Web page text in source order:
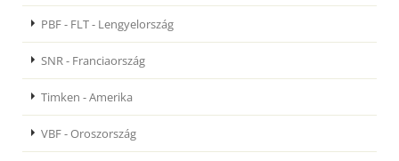
PBF - FLT - Lengyelország
SNR - Franciaország
Timken - Amerika
VBF - Oroszország